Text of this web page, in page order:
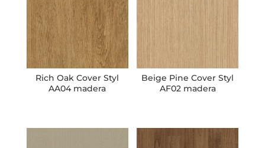
Rich Oak Cover Styl
AA04 madera
Beige Pine Cover Styl
AF02 madera